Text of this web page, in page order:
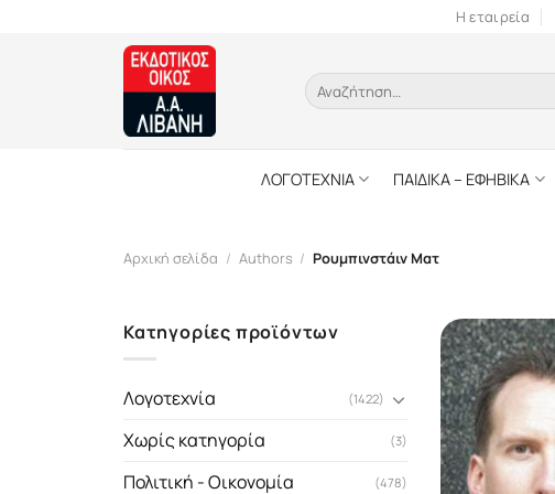
Η εταιρεία
Αναζήτηση
για:
ΛΟΓΟΤΕΧΝΙΑ ΠΑΙΔΙΚΑ – ΕΦΗΒΙΚΑ
Αρχική σελίδα / Authors / Ρουμπινστάιν Ματ
Κατηγορίες προϊόντων
Λογοτεχνία (1422)
Χωρίς κατηγορία (3)
Πολιτική - Οικονομία (478)